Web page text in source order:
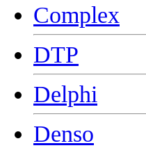
Complex
DTP
Delphi
Denso